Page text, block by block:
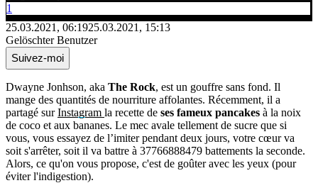
1
25.03.2021, 06:1925.03.2021, 15:13
Gelöschter Benutzer
Suivez-moi
Dwayne Jonhson, aka The Rock, est un gouffre sans fond. Il
mange des quantités de nourriture affolantes. Récemment, il a
partagé surInstagram la recette de ses fameux pancakes à la noix
de coco et aux bananes. Le mec avale tellement de sucre que si
vous, vous essayez de l’imiter pendant deux jours, votre cœur va
soit s'arrêter, soit il va battre à 37766888479 battements la seconde.
Alors, ce qu'on vous propose, c'est de goûter avec les yeux (pour
éviter l'indigestion).